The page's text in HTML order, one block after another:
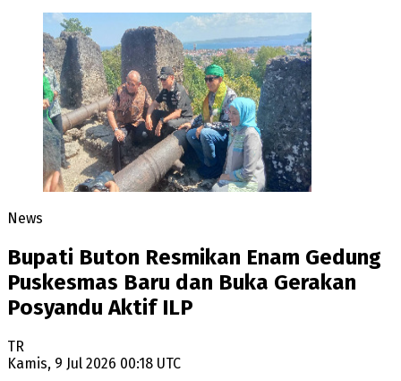
News
Bupati Buton Resmikan Enam Gedung
Puskesmas Baru dan Buka Gerakan
Posyandu Aktif ILP
TR
Kamis, 9 Jul 2026 00:18 UTC